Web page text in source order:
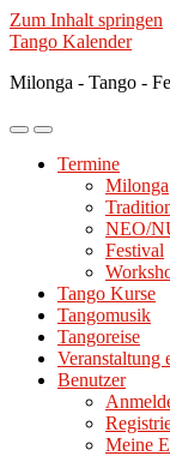
Zum Inhalt springen
Tango Kalender
Milonga - Tango -
Mobile-
ein-/ausblenden
Suchfeld
ein-/ausblenden
Termine
Milonga
NEO/
Festival
Tango Kurse
Tangomusik
Tangoreise
Veranstaltung
Benutzer
Meine